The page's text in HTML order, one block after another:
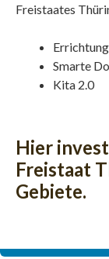
Freistaates
Smarte
Kita 2.0
Hier
Freistaat
Gebiete.